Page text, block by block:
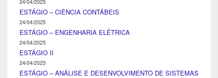
24/04/2025
ESTÁGIO – CIÊNCIA CONTÁBEIS
24/04/2025
ESTÁGIO – ENGENHARIA ELÉTRICA
24/04/2025
ESTÁGIO II
24/04/2025
ESTÁGIO – ANÁLISE E DESENVOLVIMENTO DE SISTEMAS